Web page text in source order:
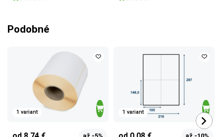
Podobné
1 variant 1 variant